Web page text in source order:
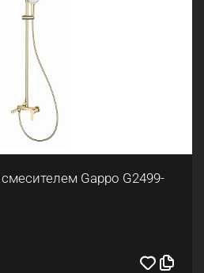
Gappo G2499-